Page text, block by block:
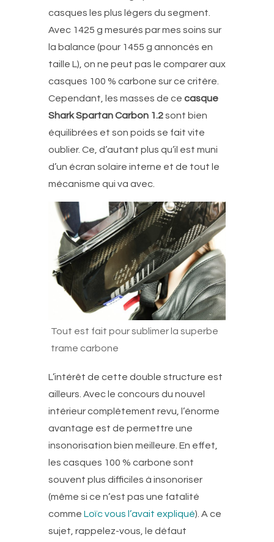
casques les plus légers du segment.
Avec 1425 g mesurés par mes soins sur
la balance (pour 1455 g annoncés en
taille L), on ne peut pas le comparer aux
casques 100 % carbone sur ce critère.
Cependant, les masses de ce casque
Shark Spartan Carbon 1.2sont bien
équilibrées et son poids se fait vite
oublier. Ce, d’autant plus qu’il est muni
d’un écran solaire interne et de tout le
mécanisme qui va avec.
Tout est fait pour sublimer la superbe
trame carbone
L’intérêt de cette double structure est
ailleurs. Avec le concours du nouvel
intérieur complètement revu, l’énorme
avantage est de permettre une
insonorisation bien meilleure. En effet,
les casques 100 % carbone sont
souvent plus difficiles à insonoriser
(même si ce n’est pas une fatalité
comme Loïc vous l’avait expliqué). A ce
sujet, rappelez-vous, le défaut